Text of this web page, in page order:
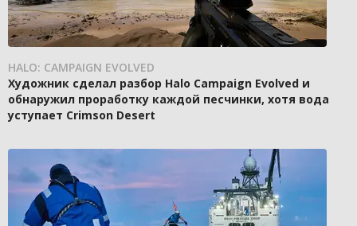
HALO: CAMPAIGN EVOLVED
Художник сделал разбор Halo Campaign Evolved и
обнаружил проработку каждой песчинки, хотя вода
уступает Crimson Desert